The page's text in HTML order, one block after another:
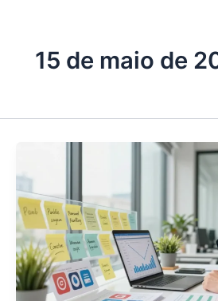
15 de maio de